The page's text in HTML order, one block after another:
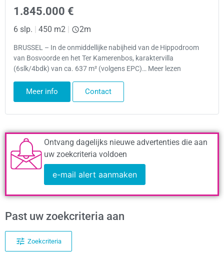
1.845.000 €
6 slp. | 450 m2 | 2m
BRUSSEL – In de onmiddellijke nabijheid van de Hippodroom
van Bosvoorde en het Ter Kamerenbos, karaktervilla
(6slk/4bdk) van ca. 637 m² (volgens EPC)… Meer lezen
Meer info Contact
Ontvang dagelijks nieuwe advertenties die aan
uw zoekcriteria voldoen
e-mail alert aanmaken
Past uw zoekcriteria aan
Zoekcriteria